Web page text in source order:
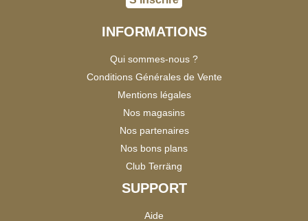
INFORMATIONS
Qui sommes-nous ?
Conditions Générales de Vente
Mentions légales
Nos magasins
Nos partenaires
Nos bons plans
Club Terräng
SUPPORT
Aide